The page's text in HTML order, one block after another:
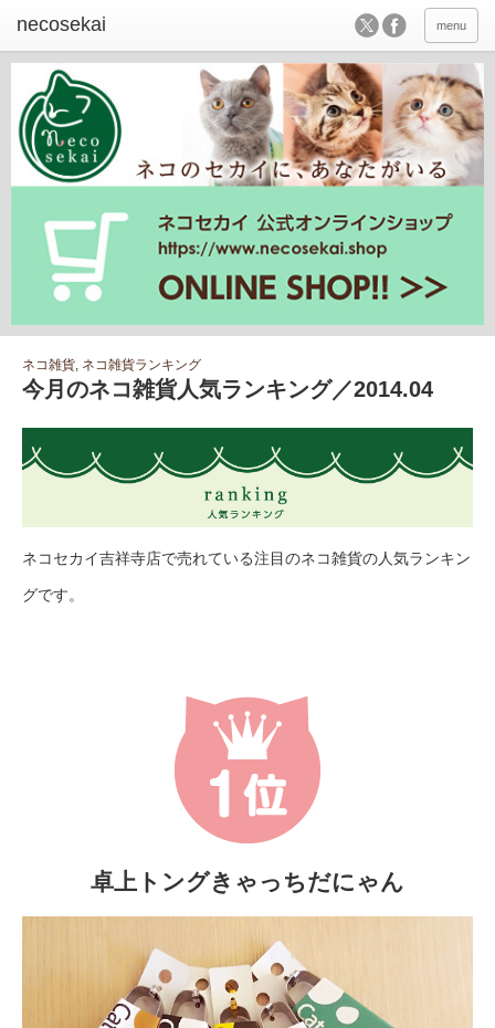
menu
ネコ雑貨, ネコ雑貨ランキング
今月のネコ雑貨人気ランキング／2014.04
ネコセカイ吉祥寺店で売れている注目のネコ雑貨の人気ランキン
グです。
卓上トングきゃっちだにゃん